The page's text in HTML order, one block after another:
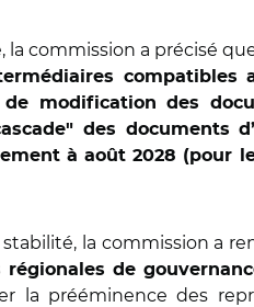
commission a précisé
compatibles
modification des
des documents
à août 2028 (pour
la commission a
de
la prééminence des